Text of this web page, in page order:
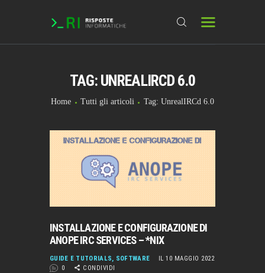
TAG: UNREALIRCD 6.0
Home Tutti gli articoli Tag: UnrealIRCd 6.0
HOME
DOMANDE & RICHIESTE
BLOG
CHAT
FORUM
INFO
INSTALLAZIONE E CONFIGURAZIONE DI
ANOPE IRC SERVICES – *NIX
GUIDE E TUTORIALS SOFTWARE
IL 10 MAGGIO 2022
0
CONDIVIDI